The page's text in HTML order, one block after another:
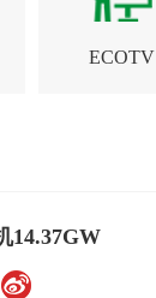
ECOTV
14.37GW